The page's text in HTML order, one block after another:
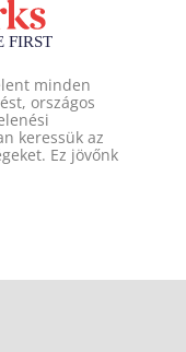
minden
országos
keressük az
Ez jövőnk